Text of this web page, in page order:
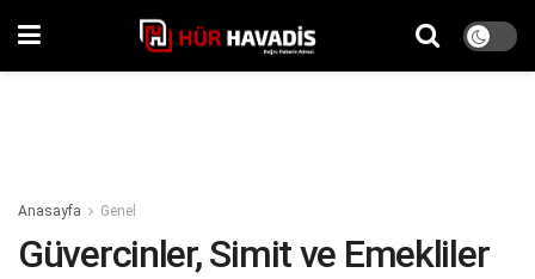
Anasayfa Genel
Güvercinler, Simit ve Emekliler